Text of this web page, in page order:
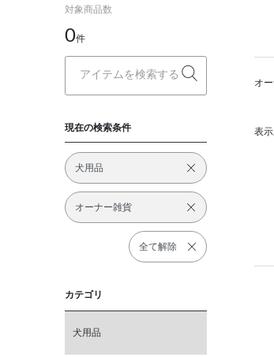
対象商品数
0件
現在の検索条件
犬用品
オーナー雑貨
全て解除
カテゴリ
犬用品
オ
表